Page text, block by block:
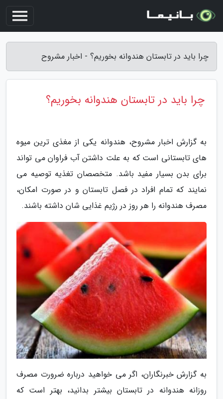
چرا باید در تابستان هندوانه بخوریم؟ - اخبار مشروح
چرا باید در تابستان هندوانه بخوریم؟
به گزارش اخبار مشروح، هندوانه یکی از مغذی ترین میوه
های تابستانی است که به علت داشتن آب فراوان می تواند
برای بدن بسیار مفید باشد. متخصصان تغذیه توصیه می
نمایند که تمام افراد در فصل تابستان و در صورت امکان،
مصرف هندوانه را هر روز در رژیم غذایی شان داشته باشند.
به گزارش خبرنگاران، اگر می خواهید درباره ضرورت مصرف
روزانه هندوانه در تابستان بیشتر بدانید، بهتر است که